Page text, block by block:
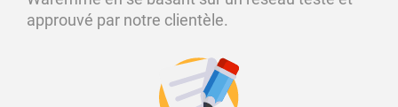
approuvé par notre clientèle.